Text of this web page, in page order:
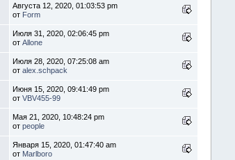
Августа 12, 2020, 01:03:53 pm
от Form
Июля 31, 2020, 02:06:45 pm
от Allone
Июля 28, 2020, 07:25:08 am
от alex.schpack
Июня 15, 2020, 09:41:49 pm
от VBV455-99
Мая 21, 2020, 10:48:24 pm
от people
Января 15, 2020, 01:47:40 am
от Marlboro